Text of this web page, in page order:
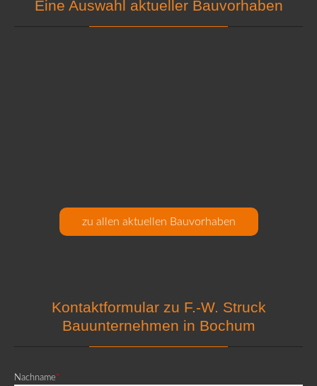
Eine Auswahl aktueller Bauvorhaben
zu allen aktuellen Bauvorhaben
Kontaktformular zu F.-W. Struck
Bauunternehmen in Bochum
Pflichtfeld
Nachname*